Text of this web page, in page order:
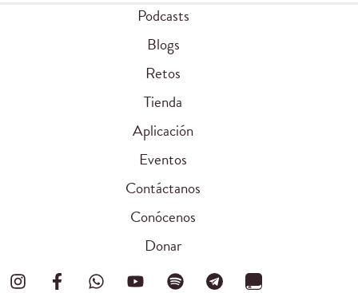
Podcasts
Blogs
Retos
Tienda
Aplicación
Eventos
Contáctanos
Conócenos
Donar